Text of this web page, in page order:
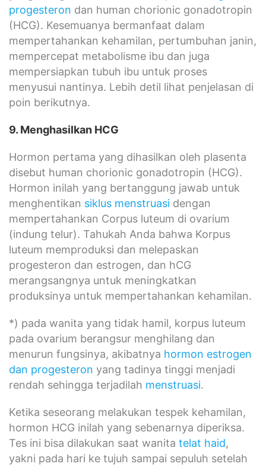
progesteron dan human chorionic gonadotropin
(HCG). Kesemuanya bermanfaat dalam
mempertahankan kehamilan, pertumbuhan janin,
mempercepat metabolisme ibu dan juga
mempersiapkan tubuh ibu untuk proses
menyusui nantinya. Lebih detil lihat penjelasan di
poin berikutnya.
9. Menghasilkan HCG
Hormon pertama yang dihasilkan oleh plasenta
disebut human chorionic gonadotropin (HCG).
Hormon inilah yang bertanggung jawab untuk
menghentikan siklus menstruasi dengan
mempertahankan Corpus luteum di ovarium
(indung telur). Tahukah Anda bahwa Korpus
luteum memproduksi dan melepaskan
progesteron dan estrogen, dan hCG
merangsangnya untuk meningkatkan
produksinya untuk mempertahankan kehamilan.
*) pada wanita yang tidak hamil, korpus luteum
pada ovarium berangsur menghilang dan
menurun fungsinya, akibatnya hormon estrogen
dan progesteron yang tadinya tinggi menjadi
rendah sehingga terjadilah menstruasi.
Ketika seseorang melakukan tespek kehamilan,
hormon HCG inilah yang sebenarnya diperiksa.
Tes ini bisa dilakukan saat wanita telat haid,
yakni pada hari ke tujuh sampai sepuluh setelah